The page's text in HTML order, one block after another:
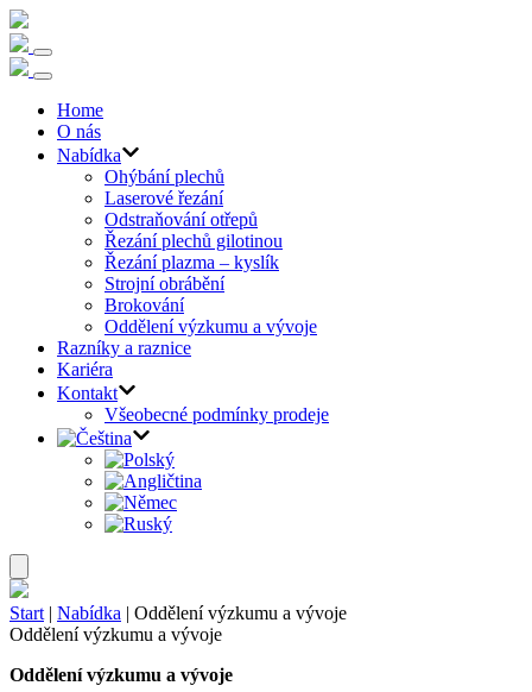
Home
O nás
Nabídka
Ohýbání plechů
Laserové řezání
Odstraňování otřepů
Řezání plechů gilotinou
Řezání plazma – kyslík
Strojní obrábění
Brokování
Oddělení výzkumu a vývoje
Razníky a raznice
Kariéra
Kontakt
Všeobecné podmínky prodeje
Start | Nabídka | Oddělení výzkumu a vývoje
Oddělení výzkumu a vývoje
Oddělení výzkumu a vývoje